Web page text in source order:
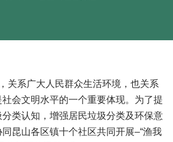
关系广大人民群众生活环境，也关系
会文明水平的一个重要体现。为了提
类认知，增强居民垃圾分类及环保意
昆山各区镇十个社区共同开展–“渔我